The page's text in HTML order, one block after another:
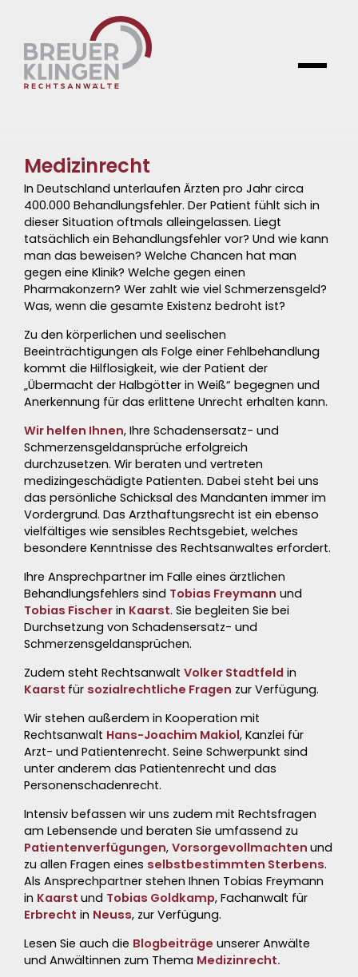
Medizinrecht
In Deutschland unterlaufen Ärzten pro Jahr circa
400.000 Behandlungsfehler. Der Patient fühlt sich in
dieser Situation oftmals alleingelassen. Liegt
tatsächlich ein Behandlungsfehler vor? Und wie kann
man das beweisen? Welche Chancen hat man
gegen eine Klinik? Welche gegen einen
Pharmakonzern? Wer zahlt wie viel Schmerzensgeld?
Was, wenn die gesamte Existenz bedroht ist?
Zu den körperlichen und seelischen
Beeinträchtigungen als Folge einer Fehlbehandlung
kommt die Hilflosigkeit, wie der Patient der
„Übermacht der Halbgötter in Weiß“ begegnen und
Anerkennung für das erlittene Unrecht erhalten kann.
Wir helfen Ihnen, Ihre Schadensersatz- und
Schmerzensgeldansprüche erfolgreich
durchzusetzen. Wir beraten und vertreten
medizingeschädigte Patienten. Dabei steht bei uns
das persönliche Schicksal des Mandanten immer im
Vordergrund. Das Arzthaftungsrecht ist ein ebenso
vielfältiges wie sensibles Rechtsgebiet, welches
besondere Kenntnisse des Rechtsanwaltes erfordert.
Ihre Ansprechpartner im Falle eines ärztlichen
Behandlungsfehlers sind Tobias Freymann und
Tobias Fischer in Kaarst. Sie begleiten Sie bei
Durchsetzung von Schadensersatz- und
Schmerzensgeldansprüchen.
Zudem steht Rechtsanwalt Volker Stadtfeld in
Kaarst für sozialrechtliche Fragen zur Verfügung.
Wir stehen außerdem in Kooperation mit
Rechtsanwalt Hans-Joachim Makiol, Kanzlei für
Arzt- und Patientenrecht. Seine Schwerpunkt sind
unter anderem das Patientenrecht und das
Personenschadenrecht.
Intensiv befassen wir uns zudem mit Rechtsfragen
am Lebensende und beraten Sie umfassend zu
Patientenverfügungen, Vorsorgevollmachten und
zu allen Fragen eines selbstbestimmten Sterbens.
Als Ansprechpartner stehen Ihnen Tobias Freymann
in Kaarst und Tobias Goldkamp, Fachanwalt für
Erbrecht in Neuss, zur Verfügung.
Lesen Sie auch die Blogbeiträge unserer Anwälte
und Anwältinnen zum Thema Medizinrecht.